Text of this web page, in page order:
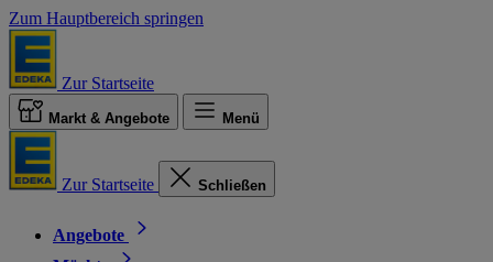
Zum Hauptbereich springen
Zur Startseite
Markt & Angebote Menü
Zur Startseite Schließen
Angebote